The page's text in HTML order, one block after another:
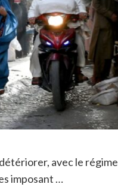
avec le régime
imposant …